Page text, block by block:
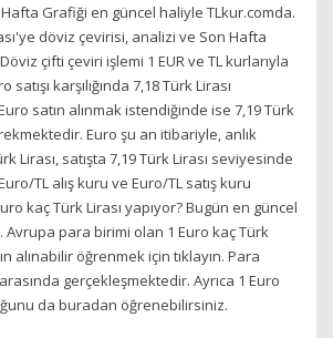
Hafta Grafiği en güncel haliyle TLkur.comda.
döviz çevirisi, analizi ve Son Hafta
çifti çeviri işlemi 1 EUR ve TL kurlarıyla
satışı karşılığında 7,18 Türk Lirası
satın alınmak istendiğinde ise 7,19 Türk
Euro şu an itibariyle, anlık
Lirası, satışta 7,19 Türk Lirası seviyesinde
TL alış kuru ve Euro/TL satış kuru
kaç Türk Lirası yapıyor? Bugün en güncel
Avrupa para birimi olan 1 Euro kaç Türk
alınabilir öğrenmek için tıklayın. Para
gerçekleşmektedir. Ayrıca 1 Euro
da buradan öğrenebilirsiniz.